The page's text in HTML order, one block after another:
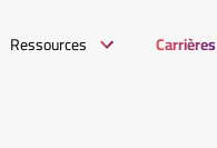
Ressources Carrières